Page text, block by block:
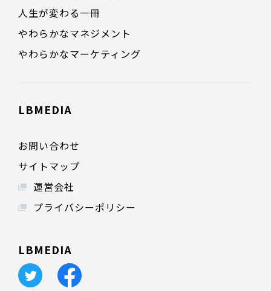
人生が変わる一冊
やわらかなマネジメント
やわらかなマーケティング
LBMEDIA
お問い合わせ
サイトマップ
運営会社
プライバシーポリシー
LBMEDIA